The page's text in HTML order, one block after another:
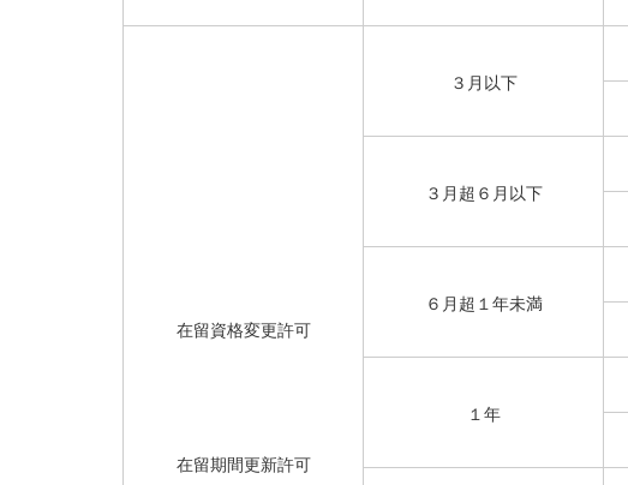
在留資格変更許可
在留期間更新許可
３月以下
３月超６月以下
６月超１年未満
１年